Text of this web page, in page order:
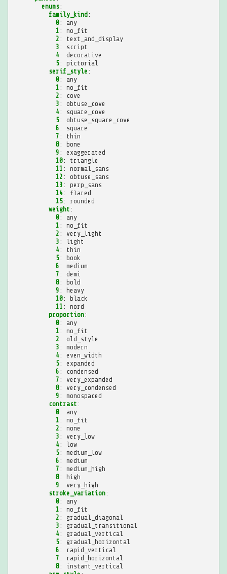
enums:
family_kind :
0:
any
1 :
no_fit
2 :
text_and_display
3 :
script
4:
decorative
5:
pictorial
serif_style :
0:
any
1 :
no_fit
2 :
cove
3 :
obtuse_cove
4:
square_cove
5:
obtuse_square_cove
6 :
square
7 :
thin
8:
bone
9 :
exaggerated
10:
triangle
11 :
normal_sans
12 :
obtuse_sans
13 :
perp_sans
14:
flared
15:
rounded
weight :
0:
any
1 :
no_fit
2 :
very_light
3 :
light
4:
thin
5:
book
6 :
medium
7 :
demi
8:
bold
9 :
heavy
10:
black
11 :
nord
proportion:
0:
any
1 :
no_fit
2 :
old_style
3 :
modern
4:
even_width
5:
expanded
6 :
condensed
7 :
very_expanded
8:
very_condensed
9 :
monospaced
contrast :
0:
any
1 :
no_fit
2 :
none
3 :
very_low
4:
low
5:
medium_low
6 :
medium
7 :
medium_high
8:
high
9 :
very_high
stroke_variation:
0:
any
1 :
no_fit
2 :
gradual_diagonal
3 :
gradual_transitional
4:
gradual_vertical
5:
gradual_horizontal
6 :
rapid_vertical
7 :
rapid_horizontal
8:
instant_vertical